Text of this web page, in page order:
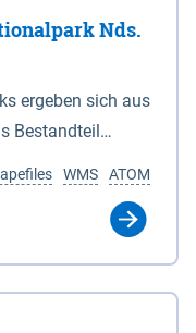
Nds.
ergeben sich aus
Bestandteil
2), 2.
(AK5) im
ATOM
WMS